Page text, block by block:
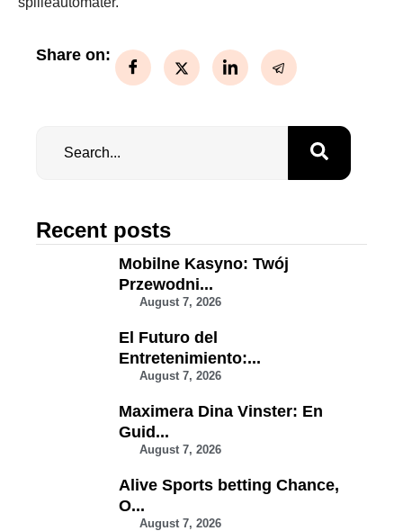
Share on:
Recent posts
Mobilne Kasyno: Twój
Przewodni...
August 7, 2026
El Futuro del
Entretenimiento:...
August 7, 2026
Maximera Dina Vinster: En
Guid...
August 7, 2026
Alive Sports betting Chance,
O...
August 7, 2026